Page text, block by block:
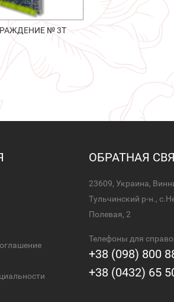
№ 3Т
ОБРАТНАЯ
23609, Украина,
Тульчинский р-н.,
Полевая, 2
Телефоны для
+38 (098) 800
+38 (0432) 65